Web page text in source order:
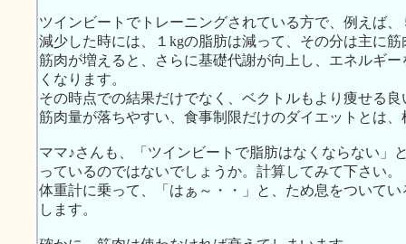
ツインビートでトレーニングされている方で、例えば
減少した時には、１kgの脂肪は減って、その分は主に
筋肉が増えると、さらに基礎代謝が向上し、エネルギ
くなります。
その時点での結果だけでなく、ベクトルもより痩せる
筋肉量が落ちやすい、食事制限だけのダイエットとは
ママ♪さんも、「ツインビートで脂肪はなくならない」
っているのではないでしょうか。計算してみて下さい。
体重計に乗って、「はぁ～・・」と、ため息をついて
します。